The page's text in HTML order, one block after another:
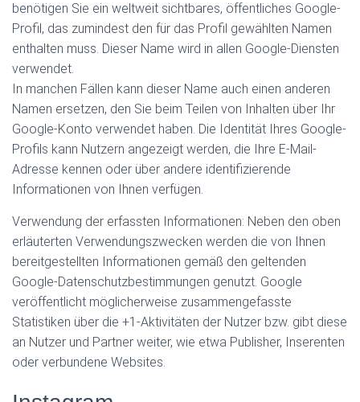
benötigen Sie ein weltweit sichtbares, öffentliches Google-
Profil, das zumindest den für das Profil gewählten Namen
enthalten muss. Dieser Name wird in allen Google-Diensten
verwendet.
In manchen Fällen kann dieser Name auch einen anderen
Namen ersetzen, den Sie beim Teilen von Inhalten über Ihr
Google-Konto verwendet haben. Die Identität Ihres Google-
Profils kann Nutzern angezeigt werden, die Ihre E-Mail-
Adresse kennen oder über andere identifizierende
Informationen von Ihnen verfügen.
Verwendung der erfassten Informationen: Neben den oben
erläuterten Verwendungszwecken werden die von Ihnen
bereitgestellten Informationen gemäß den geltenden
Google-Datenschutzbestimmungen genutzt. Google
veröffentlicht möglicherweise zusammengefasste
Statistiken über die +1-Aktivitäten der Nutzer bzw. gibt diese
an Nutzer und Partner weiter, wie etwa Publisher, Inserenten
oder verbundene Websites.